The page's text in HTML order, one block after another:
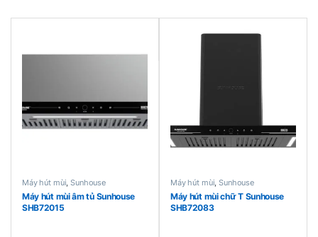
Máy hút mùi,Sunhouse
Máy hút mùi âm tủ Sunhouse
SHB72015
Máy hút mùi,Sunhouse
Máy hút mùi chữ T Sunhouse
SHB72083